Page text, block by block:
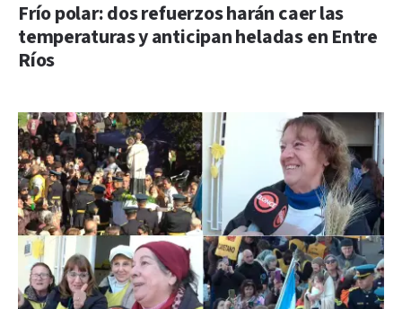
Frío polar: dos refuerzos harán caer las
temperaturas y anticipan heladas en Entre
Ríos